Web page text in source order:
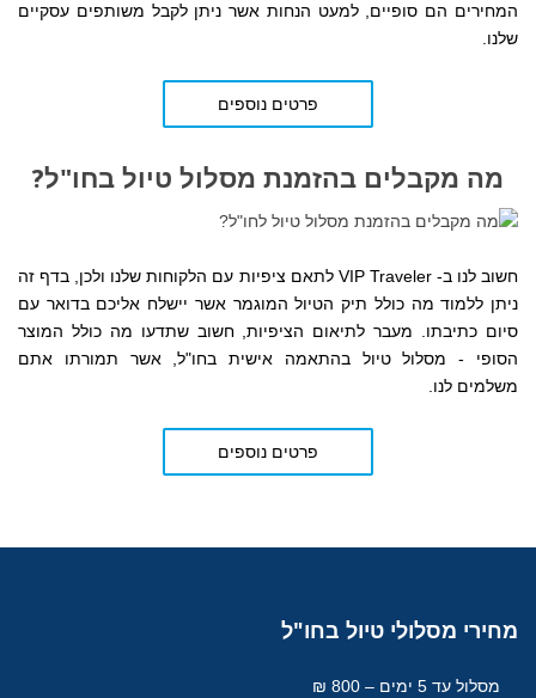
המחירים הם סופיים, למעט הנחות אשר ניתן לקבל משותפים עסקיים
שלנו.
פרטים נוספים
מה מקבלים בהזמנת מסלול טיול בחו"ל?
חשוב לנו ב- VIP Traveler לתאם ציפיות עם הלקוחות שלנו ולכן, בדף זה
ניתן ללמוד מה כולל תיק הטיול המוגמר אשר יישלח אליכם בדואר עם
סיום כתיבתו. מעבר לתיאום הציפיות, חשוב שתדעו מה כולל המוצר
הסופי - מסלול טיול בהתאמה אישית בחו"ל, אשר תמורתו אתם
משלמים לנו.
פרטים נוספים
מחירי מסלולי טיול בחו"ל
מסלול עד 5 ימים – 800 ₪